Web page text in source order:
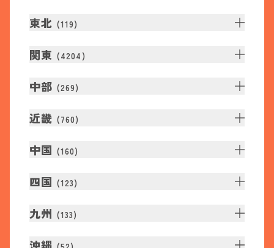
東北 (119)
関東 (4204 )
中部 (269)
近畿 (760)
中国 (160)
四国 (123)
九州 (133)